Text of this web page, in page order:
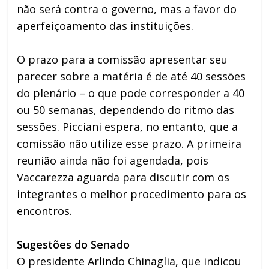
não será contra o governo, mas a favor do
aperfeiçoamento das instituições.
O prazo para a comissão apresentar seu
parecer sobre a matéria é de até 40 sessões
do plenário – o que pode corresponder a 40
ou 50 semanas, dependendo do ritmo das
sessões. Picciani espera, no entanto, que a
comissão não utilize esse prazo. A primeira
reunião ainda não foi agendada, pois
Vaccarezza aguarda para discutir com os
integrantes o melhor procedimento para os
encontros.
Sugestões do Senado
O presidente Arlindo Chinaglia, que indicou